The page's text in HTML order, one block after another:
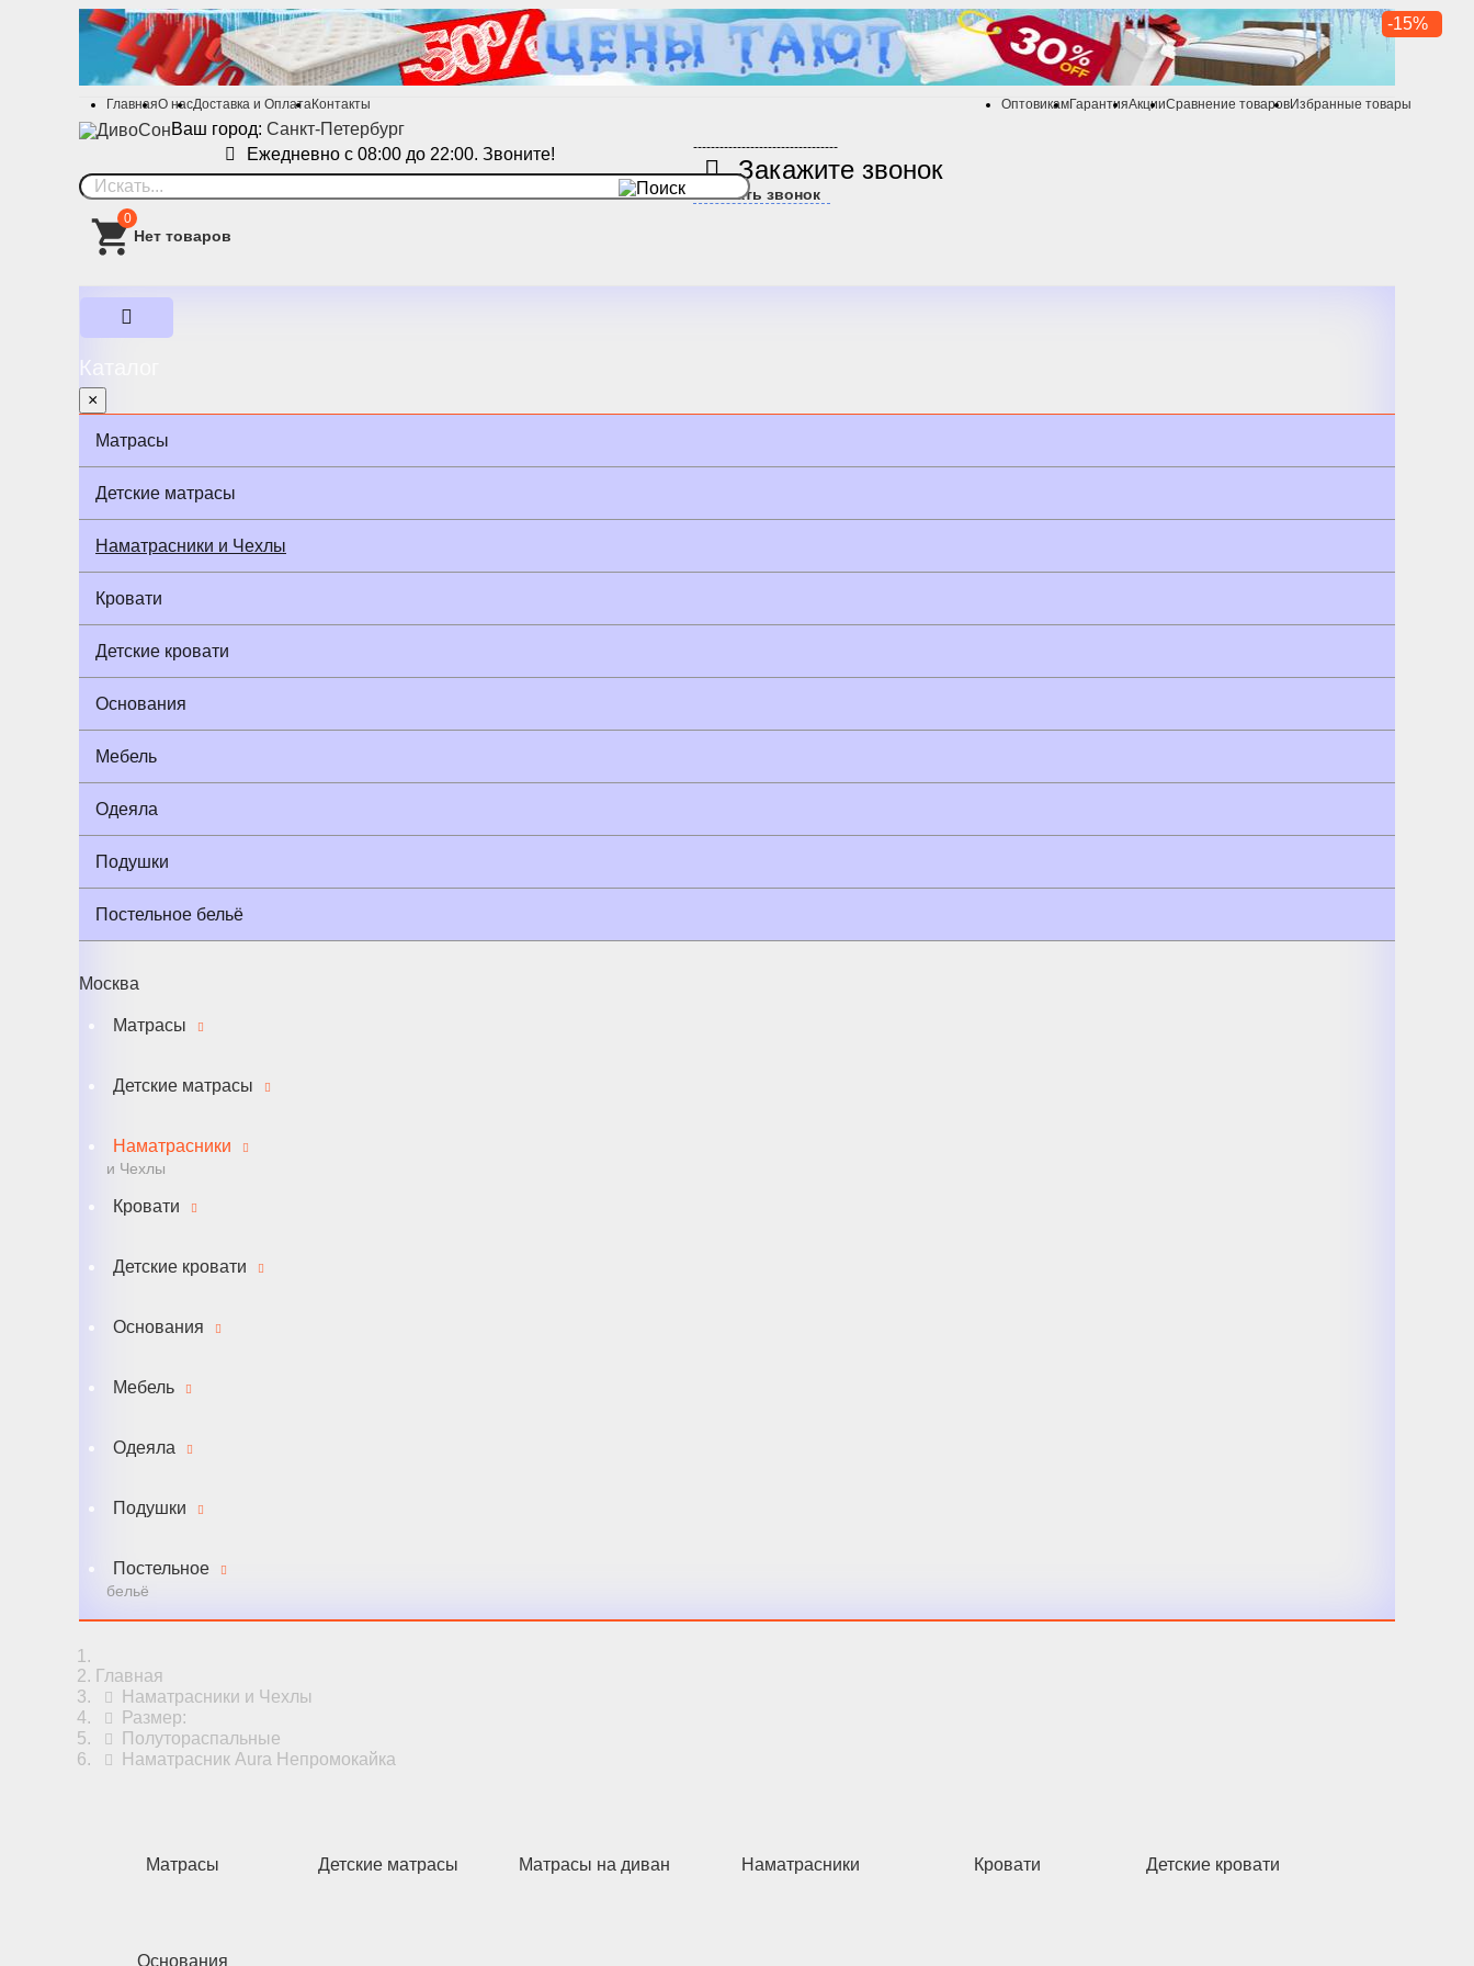
ГлавнаяО насДоставка и ОплатаКонтакты ОптовикамГарантияАкцииСравнение товаровИзбранные товары
Ваш город: Санкт-Петербург
Ежедневно с 08:00 до 22:00. Звоните!
---------------------------------
Закажите звонок
Заказать звонок
0
Каталог
×
Матрасы
Детские матрасы
Наматрасники и Чехлы
Кровати
Детские кровати
Основания
Мебель
Одеяла
Подушки
Постельное бельё
Москва
Матрасы
Детские матрасы
Наматрасники
и Чехлы
Кровати
Детские кровати
Основания
Мебель
Одеяла
Подушки
Постельное
бельё
Главная
Наматрасники и Чехлы
Размер:
Полутораспальные
Наматрасник Aura Непромокайка
Матрасы Детские матрасы Матрасы на диван Наматрасники Кровати Детские кровати
Основания
-15%